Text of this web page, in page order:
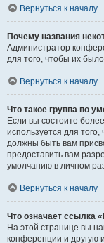
Вернуться к началу
Почему названия
Администратор
для того, чтобы их
Вернуться к началу
Что такое группа по
Если вы состоите
используется для
должны быть вам
предоставить вам
умолчанию в личном
Вернуться к началу
Что означает ссылка
На этой странице вы
конференции и другую